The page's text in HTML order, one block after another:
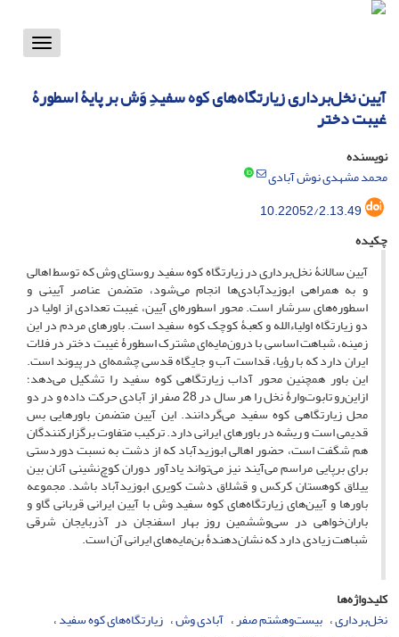
Toggle
آیین نخل‌برداری زیارتگاه‌های کوه سفیدِ وَش بر پایۀ اسطورۀ
غیبت دختر
نویسنده
محمد مشهدی نوش آبادی
10.22052/2.13.49
چکیده
آیین سالانۀ نخل‌برداری در زیارتگاه کوه سفید روستای وش که توسط اهالی
و به همراهی ابوزیدآبادی‌ها انجام می‌شود، متضمن عناصر آیینی و
اسطوره‌های سرشار است. محور اسطوره‌ای آیین، غیبت تعدادی از اولیا در
دو زیارتگاه اولیاءالله و کعبۀ کوچک کوه سفید است. باورهای مردم در این
زمینه، شباهت اساسی با درون‌مایه‌ای مشترک اسطورۀ غیبت دختر در فلات
ایران دارد که با رؤیا، قداست آب و جایگاه قدسی چشمه‌ای در پیوند است.
این باور همچنین محور آداب زیارتگاهی کوه سفید را تشکیل می‌دهد؛
ازاین‌رو تابوت‌وارۀ نخل را هر سال در 28 صفر از آبادی حرکت داده و در دو
محل زیارتگاهی کوه سفید می‌گردانند. این آیین متضمن باورهایی بس
قدیمی است و ریشه در باورهای ایرانی دارد. ترکیب متفاوت برگزارکنندگان
هم شگفت است، حضور اهالی ابوزیدآباد که از دشت به نسبت دوردستی
برای برپایی مراسم می‌آیند نیز می‌تواند یادآور دوران کوچ‌نشینی آنان بین
ییلاق کوهستان کرکس و قشلاق دشت کویری ابوزیدآباد باشد. مجموعه
باورها و آیین‌های زیارتگاه‌های کوه سفید وش با آیین ایرانی قربانی گاو و
باران‌خواهی در سی‌وششمین روز بهار اسفنجان در آذربایجان شرقی
شباهت زیادی دارد که نشان‌دهندۀ بن‌مایه‌های ایرانی آن است.
کلیدواژه‌ها
نخل‌برداری بیست‌وهشتم صفر آبادی وش زیارتگاه‌های کوه سفید